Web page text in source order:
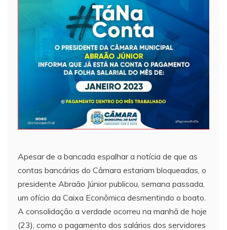
Apesar de a bancada espalhar a notícia de que as
contas bancárias do Câmara estariam bloqueadas, o
presidente Abraão Júnior publicou, semana passada,
um ofício da Caixa Econômica desmentindo o boato.
A consolidação a verdade ocorreu na manhã de hoje
(23), como o pagamento dos salários dos servidores